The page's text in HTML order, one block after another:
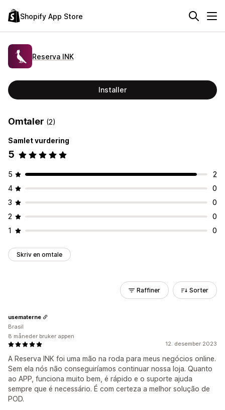
Shopify App Store
Reserva INK
Installer
Omtaler (2)
Samlet vurdering
5
5
2
4
0
3
0
2
0
1
0
Skriv en omtale
Raffiner Sorter
12. desember 2023
A Reserva INK foi uma mão na roda para meus negócios online.
Sem ela nós não conseguiríamos continuar nossa loja. Quanto
ao APP, funciona muito bem, é rápido e o suporte ajuda
sempre que é necessário. É com certeza a melhor solução de
POD.
usematerne
Brasil
8 måneder bruker appen